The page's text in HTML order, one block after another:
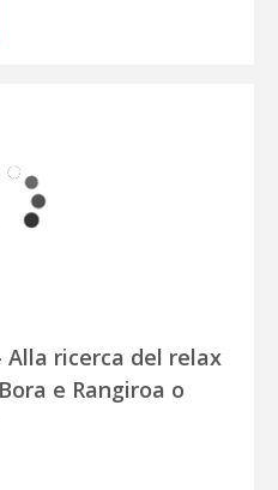
Alla ricerca del relax
e Rangiroa o